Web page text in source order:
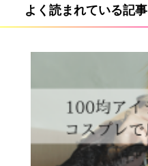
よく読まれている記事